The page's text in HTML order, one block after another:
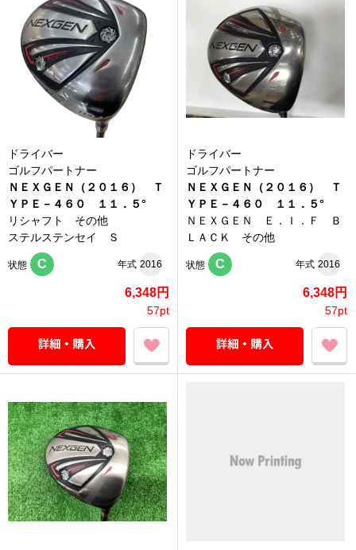
ドライバー
ゴルフパートナー
ＮＥＸＧＥＮ（２０１６） Ｔ
ＹＰＥ－４６０ １１．５°
リシャフト その他
ステルステンセイ Ｓ
状態 C 年式 2016
6,348円
57pt
ドライバー
ゴルフパートナー
ＮＥＸＧＥＮ（２０１６） Ｔ
ＹＰＥ－４６０ １１．５°
ＮＥＸＧＥＮ Ｅ．Ｉ．Ｆ Ｂ
ＬＡＣＫ その他
状態 C 年式 2016
6,348円
57pt